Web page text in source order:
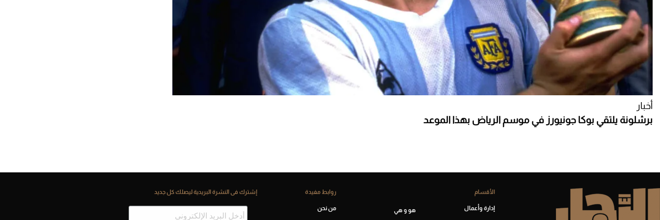
أخبار
برشلونة يلتقي بوكا جونيورز في موسم الرياض بهذا الموعد
الأقسام
إدارة وأعمال هو و هي
روابط مفيدة
من نحن
إشترك فى النشرة البريدية ليصلك كل جديد